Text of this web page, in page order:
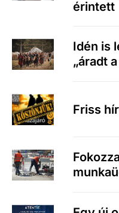
érintett
Idén is
„áradt
Friss